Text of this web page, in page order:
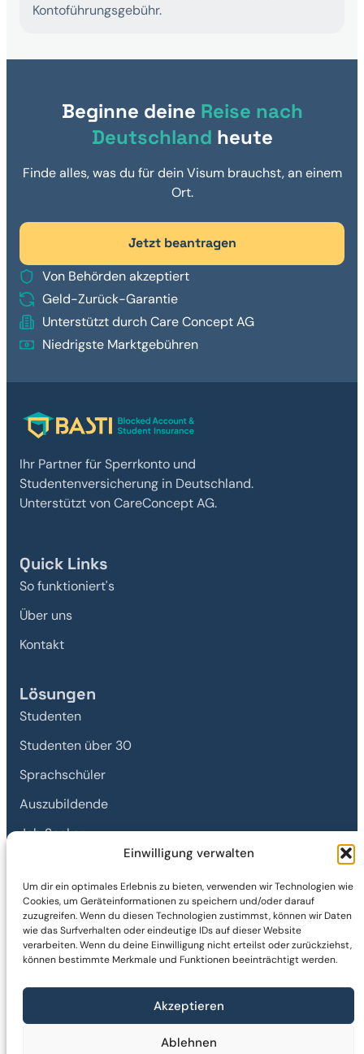
Einwilligung verwalten
Um dir ein optimales Erlebnis zu bieten, verwenden wir Technologien wie
Cookies, um Geräteinformationen zu speichern und/oder darauf
zuzugreifen. Wenn du diesen Technologien zustimmst, können wir Daten
wie das Surfverhalten oder eindeutige IDs auf dieser Website
verarbeiten. Wenn du deine Einwilligung nicht erteilst oder zurückziehst,
können bestimmte Merkmale und Funktionen beeinträchtigt werden.
Akzeptieren
Ablehnen
Kontoführungsgebühr.
Beginne deine Reise nach
Deutschland heute
Finde alles, was du für dein Visum brauchst, an einem
Ort.
Jetzt beantragen
Von Behörden akzeptiert
Geld-Zurück-Garantie
Unterstützt durch Care Concept AG
Niedrigste Marktgebühren
Ihr Partner für Sperrkonto und
Studentenversicherung in Deutschland.
Unterstützt von CareConcept AG.
Quick Links
So funktioniert's
Über uns
Kontakt
Lösungen
Studenten
Studenten über 30
Sprachschüler
Auszubildende
Job Seeker
Rechtliches
Impressum
Erstinformation
Datenschutz
Barrierefreiheit
Vertrag widerrufen